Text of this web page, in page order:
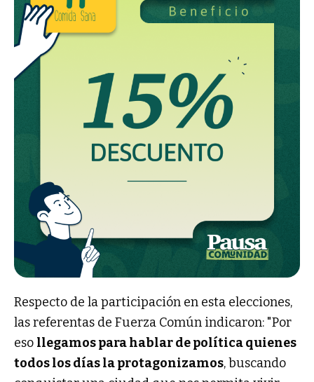
Respecto de la participación en esta elecciones,
las referentas de Fuerza Común indicaron: "Por
eso llegamos para hablar de política quienes
todos los días la protagonizamos, buscando